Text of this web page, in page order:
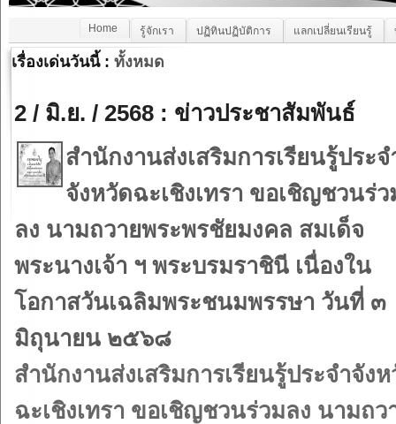
Home รู้จักเรา ปฏิทินปฏิบัติการ แลกเปลี่ยนเรียนรู้
เรื่องเด่นวันนี้ : ทั้งหมด
2 / มิ.ย. / 2568 : ข่าวประชาสัมพันธ์
สำนักงานส่งเสริมการเรียนรู้ประจ
จังหวัดฉะเชิงเทรา ขอเชิญชวนร่ว
ลง นามถวายพระพรชัยมงคล สมเด็จ
พระนางเจ้า ฯ พระบรมราชินี เนื่องใน
โอกาสวันเฉลิมพระชนมพรรษา วันที่ ๓
มิถุนายน ๒๕๖๘
สำนักงานส่งเสริมการเรียนรู้ประจำจัง
ฉะเชิงเทรา ขอเชิญชวนร่วมลง นามถว